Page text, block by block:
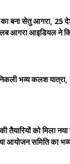
का बना सेतु आगरा, 25
आगरा आइडियल ने
भव्य कलश
तैयारियों को मिला नया
आयोजन समिति का